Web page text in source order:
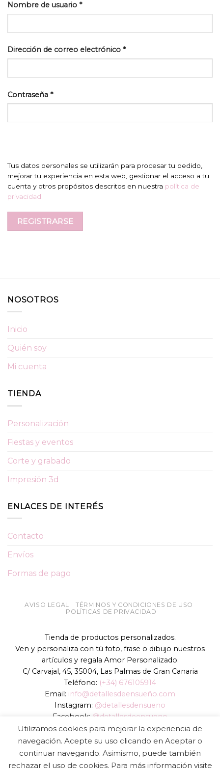
Nombre de usuario *
Dirección de correo electrónico *
Contraseña *
Tus datos personales se utilizarán para procesar tu pedido,
mejorar tu experiencia en esta web, gestionar el acceso a tu
cuenta y otros propósitos descritos en nuestra política de
privacidad
REGISTRARSE
NOSOTROS
Inicio
Quién soy
Mi cuenta
TIENDA
Personalización
Fiestas y eventos
Corte y grabado
Impresión 3d
ENLACES DE INTERÉS
Contacto
Envíos
Formas de pago
AVISO LEGAL
TÉRMINOS Y CONDICIONES DE USO
POLÍTICAS DE PRIVACIDAD
Tienda de productos personalizados.
Ven y personaliza con tú foto, frase o dibujo nuestros
artículos y regala Amor Personalizado.
C/ Carvajal, 45, 35004, Las Palmas de Gran Canaria
Teléfono: (+34) 676105914
Email: info@detallesdeensueño.com
Instagram: @detallesdensueno
Facebook: @detallesdeensueno
TikTok: @detallesdensueno
Página web:www.detallesdeensueño.com
Copyright 2026 © DIGALOWEB.COM
Utilizamos cookies para mejorar la experiencia de
navegación. Acepte su uso clicando en Aceptar o
continuar navegando. Asimismo, puede también
rechazar el uso de cookies. Para más información visite